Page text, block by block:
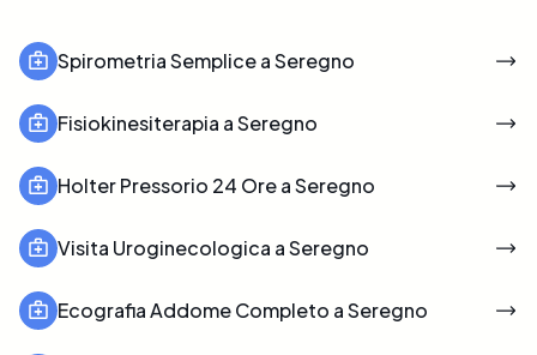
Spirometria Semplice a Seregno
Fisiokinesiterapia a Seregno
Holter Pressorio 24 Ore a Seregno
Visita Uroginecologica a Seregno
Ecografia Addome Completo a Seregno